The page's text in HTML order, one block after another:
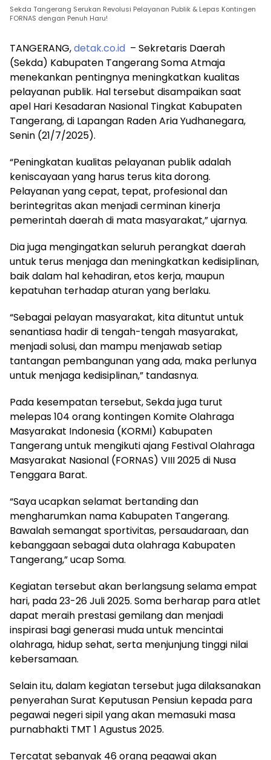
Sekda Tangerang Serukan Revolusi Pelayanan Publik & Lepas Kontingen
FORNAS dengan Penuh Haru!
TANGERANG,detak.co.id – Sekretaris Daerah
(Sekda) Kabupaten Tangerang Soma Atmaja
menekankan pentingnya meningkatkan kualitas
pelayanan publik. Hal tersebut disampaikan saat
apel Hari Kesadaran Nasional Tingkat Kabupaten
Tangerang, di Lapangan Raden Aria Yudhanegara,
Senin (21/7/2025).
“Peningkatan kualitas pelayanan publik adalah
keniscayaan yang harus terus kita dorong.
Pelayanan yang cepat, tepat, profesional dan
berintegritas akan menjadi cerminan kinerja
pemerintah daerah di mata masyarakat,” ujarnya.
Dia juga mengingatkan seluruh perangkat daerah
untuk terus menjaga dan meningkatkan kedisiplinan,
baik dalam hal kehadiran, etos kerja, maupun
kepatuhan terhadap aturan yang berlaku.
“Sebagai pelayan masyarakat, kita dituntut untuk
senantiasa hadir di tengah-tengah masyarakat,
menjadi solusi, dan mampu menjawab setiap
tantangan pembangunan yang ada, maka perlunya
untuk menjaga kedisiplinan,” tandasnya.
Pada kesempatan tersebut, Sekda juga turut
melepas 104 orang kontingen Komite Olahraga
Masyarakat Indonesia (KORMI) Kabupaten
Tangerang untuk mengikuti ajang Festival Olahraga
Masyarakat Nasional (FORNAS) VIII 2025 di Nusa
Tenggara Barat.
“Saya ucapkan selamat bertanding dan
mengharumkan nama Kabupaten Tangerang.
Bawalah semangat sportivitas, persaudaraan, dan
kebanggaan sebagai duta olahraga Kabupaten
Tangerang,” ucap Soma.
Kegiatan tersebut akan berlangsung selama empat
hari, pada 23-26 Juli 2025. Soma berharap para atlet
dapat meraih prestasi gemilang dan menjadi
inspirasi bagi generasi muda untuk mencintai
olahraga, hidup sehat, serta menjunjung tinggi nilai
kebersamaan.
Selain itu, dalam kegiatan tersebut juga dilaksanakan
penyerahan Surat Keputusan Pensiun kepada para
pegawai negeri sipil yang akan memasuki masa
purnabhakti TMT 1 Agustus 2025.
Tercatat sebanyak 46 orang pegawai akan